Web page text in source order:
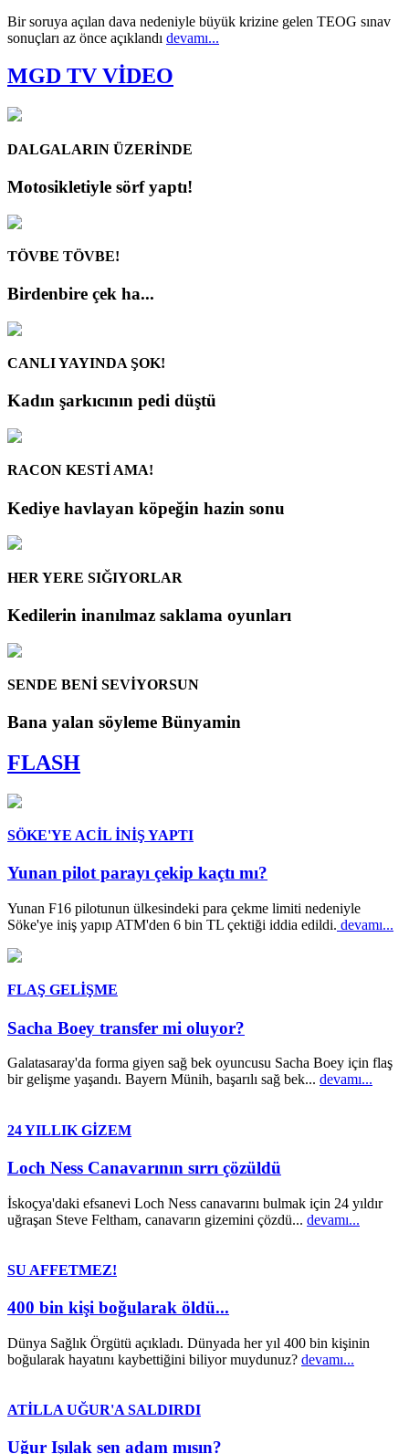
Bir soruya açılan dava nedeniyle büyük krizine gelen TEOG sınav
sonuçları az önce açıklandı devamı...
MGD TV VİDEO
DALGALARIN ÜZERİNDE
Motosikletiyle sörf yaptı!
TÖVBE TÖVBE!
Birdenbire çek ha...
CANLI YAYINDA ŞOK!
Kadın şarkıcının pedi düştü
RACON KESTİ AMA!
Kediye havlayan köpeğin hazin sonu
HER YERE SIĞIYORLAR
Kedilerin inanılmaz saklama oyunları
SENDE BENİ SEVİYORSUN
Bana yalan söyleme Bünyamin
FLASH
SÖKE'YE ACİL İNİŞ YAPTI
Yunan pilot parayı çekip kaçtı mı?
Yunan F16 pilotunun ülkesindeki para çekme limiti nedeniyle
Söke'ye iniş yapıp ATM'den 6 bin TL çektiği iddia edildi. devamı...
FLAŞ GELİŞME
Sacha Boey transfer mi oluyor?
Galatasaray'da forma giyen sağ bek oyuncusu Sacha Boey için flaş
bir gelişme yaşandı. Bayern Münih, başarılı sağ bek... devamı...
24 YILLIK GİZEM
Loch Ness Canavarının sırrı çözüldü
İskoçya'daki efsanevi Loch Ness canavarını bulmak için 24 yıldır
uğraşan Steve Feltham, canavarın gizemini çözdü... devamı...
SU AFFETMEZ!
400 bin kişi boğularak öldü...
Dünya Sağlık Örgütü açıkladı. Dünyada her yıl 400 bin kişinin
boğularak hayatını kaybettiğini biliyor muydunuz? devamı...
ATİLLA UĞUR'A SALDIRDI
Uğur Işılak sen adam mısın?